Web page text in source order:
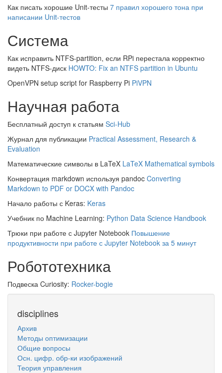
Как писать хорошие Unit-тесты 7 правил хорошего тона при
написании Unit-тестов
Система
Как исправить NTFS-partition, если RPi перестала корректно
видеть NTFS-диск HOWTO: Fix an NTFS partition in Ubuntu
OpenVPN setup script for Raspberry Pi PiVPN
Научная работа
Бесплатный доступ к статьям Sci-Hub
Журнал для публикации Practical Assessment, Research &
Evaluation
Математические символы в LaTeX LaTeX Mathematical symbols
Конвертация markdown используя pandoc Converting
Markdown to PDF or DOCX with Pandoc
Начало работы с Keras: Keras
Учебник по Machine Learning: Python Data Science Handbook
Трюки при работе с Jupyter Notebook Повышение
продуктивности при работе с Jupyter Notebook за 5 минут
Робототехника
Подвеска Curiosity: Rocker-bogie
disciplines
Архив
Методы оптимизации
Общие вопросы
Осн. цифр. обр-ки изображений
Теория управления